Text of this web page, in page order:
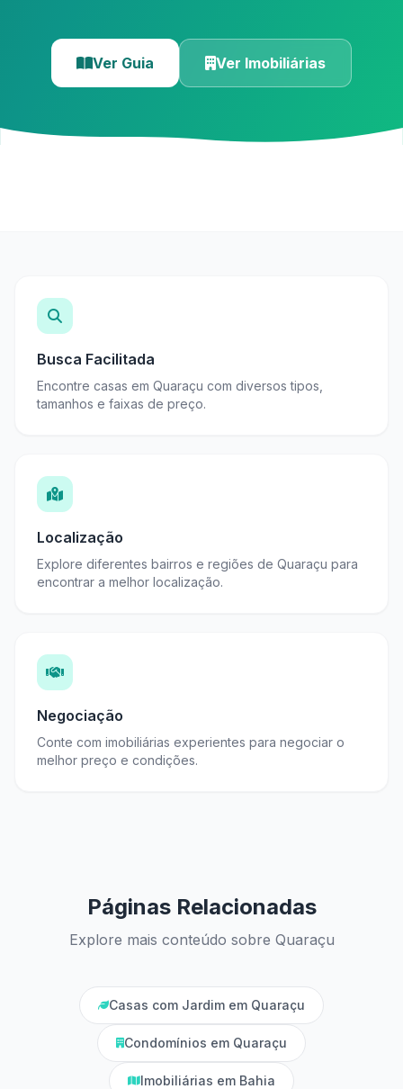
Ver Guia Ver Imobiliárias
Busca Facilitada
Encontre casas em Quaraçu com diversos tipos,
tamanhos e faixas de preço.
Localização
Explore diferentes bairros e regiões de Quaraçu para
encontrar a melhor localização.
Negociação
Conte com imobiliárias experientes para negociar o
melhor preço e condições.
Páginas Relacionadas
Explore mais conteúdo sobre Quaraçu
Casas com Jardim em Quaraçu
Condomínios em Quaraçu
Imobiliárias em Bahia